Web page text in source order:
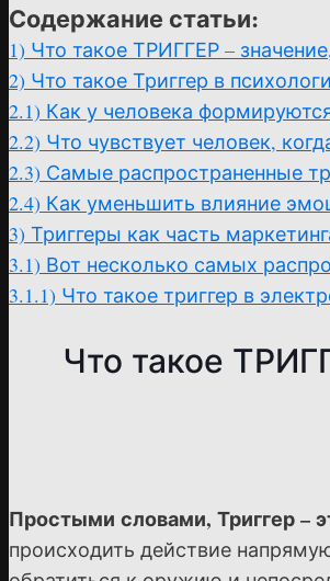
Содержание статьи:
1) Что такое ТРИГГЕР –
2) Что такое Триггер в
2.1) Как у человека
2.2) Что чувствует человек,
2.3) Самые распространенные
2.4) Как уменьшить влияние
3) Триггеры как часть
3.1) Вот несколько самых
3.1.1) Что такое триггер в
Что такое
Простыми словами, Триггер –
происходить действие